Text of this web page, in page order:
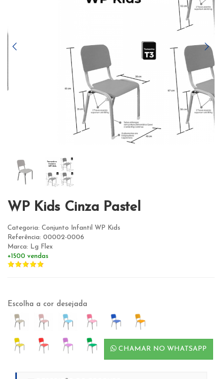
WP Kids Cinza Pastel
Categoria: Conjunto Infantil WP Kids
Referência: 00002-0006
Marca: Lg Flex
+1500 vendas
Escolha a cor desejada
CHAMAR NO WHATSAPP